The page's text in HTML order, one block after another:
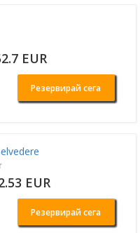
EUR
Резервирай сега
EUR
Резервирай сега